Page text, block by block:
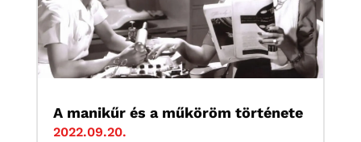
A manikűr és a műköröm története
2022.09.20.